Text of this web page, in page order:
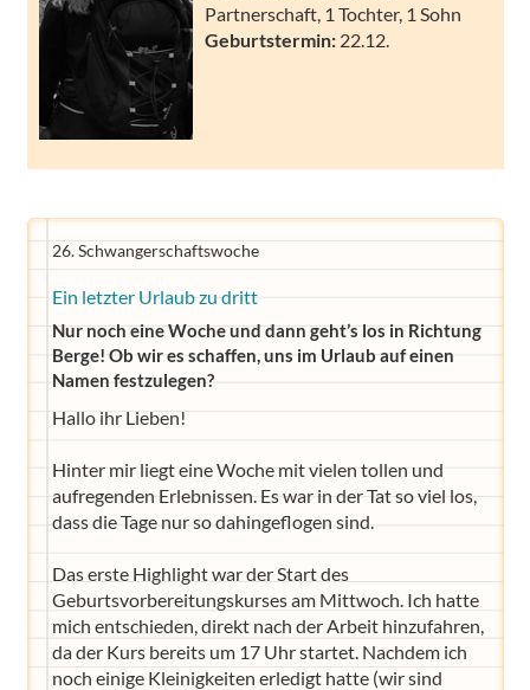
Partnerschaft, 1 Tochter, 1 Sohn
Geburtstermin: 22.12.
26. Schwangerschaftswoche
Ein letzter Urlaub zu dritt
Nur noch eine Woche und dann geht’s los in Richtung
Berge! Ob wir es schaffen, uns im Urlaub auf einen
Namen festzulegen?
Hallo ihr Lieben!
Hinter mir liegt eine Woche mit vielen tollen und
aufregenden Erlebnissen. Es war in der Tat so viel los,
dass die Tage nur so dahingeflogen sind.
Das erste Highlight war der Start des
Geburtsvorbereitungskurses am Mittwoch. Ich hatte
mich entschieden, direkt nach der Arbeit hinzufahren,
da der Kurs bereits um 17 Uhr startet. Nachdem ich
noch einige Kleinigkeiten erledigt hatte (wir sind